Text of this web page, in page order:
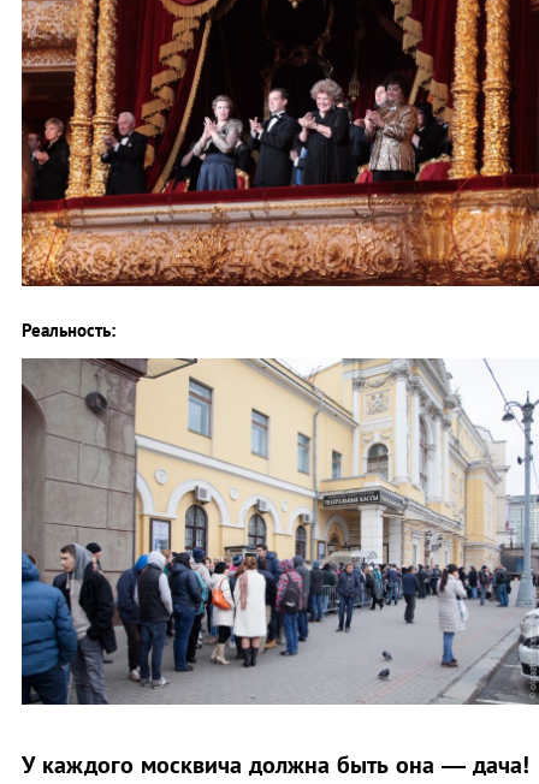
Реальность:
У каждого москвича должна быть она — дача!